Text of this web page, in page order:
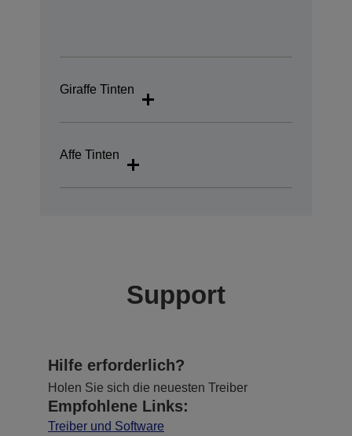
Giraffe Tinten
Affe Tinten
Support
Hilfe erforderlich?
Holen Sie sich die neuesten Treiber
Empfohlene Links:
Treiber und Software